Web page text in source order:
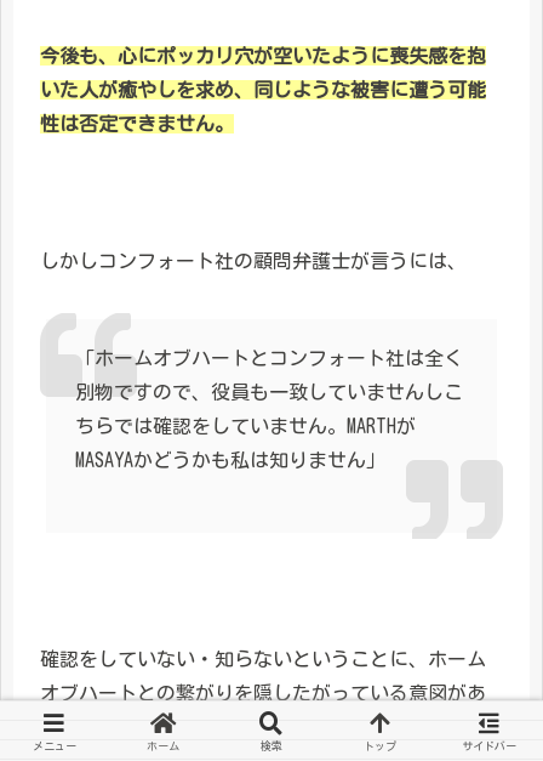
今後も、心にポッカリ穴が空いたように喪失感を抱
いた人が癒やしを求め、同じような被害に遭う可能
性は否定できません。
しかしコンフォート社の顧問弁護士が言うには、
「ホームオブハートとコンフォート社は全く
別物ですので、役員も一致していませんしこ
ちらでは確認をしていません。MARTHが
MASAYAかどうかも私は知りません」
確認をしていない・知らないということに、ホーム
オブハートとの繋がりを隠したがっている意図があ
るように思えてなりません。
メニュー ホーム 検索 トップ サイドバー